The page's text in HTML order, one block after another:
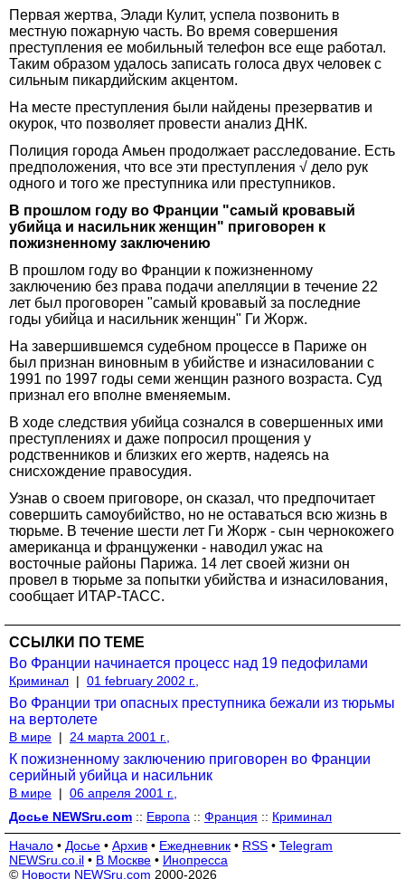
Первая жертва, Элади Кулит, успела позвонить в
местную пожарную часть. Во время совершения
преступления ее мобильный телефон все еще работал.
Таким образом удалось записать голоса двух человек с
сильным пикардийским акцентом.
На месте преступления были найдены презерватив и
окурок, что позволяет провести анализ ДНК.
Полиция города Амьен продолжает расследование. Есть
предположения, что все эти преступления √ дело рук
одного и того же преступника или преступников.
В прошлом году во Франции "самый кровавый
убийца и насильник женщин" приговорен к
пожизненному заключению
В прошлом году во Франции к пожизненному
заключению без права подачи апелляции в течение 22
лет был проговорен "самый кровавый за последние
годы убийца и насильник женщин" Ги Жорж.
На завершившемся судебном процессе в Париже он
был признан виновным в убийстве и изнасиловании с
1991 по 1997 годы семи женщин разного возраста. Суд
признал его вполне вменяемым.
В ходе следствия убийца сознался в совершенных ими
преступлениях и даже попросил прощения у
родственников и близких его жертв, надеясь на
снисхождение правосудия.
Узнав о своем приговоре, он сказал, что предпочитает
совершить самоубийство, но не оставаться всю жизнь в
тюрьме. В течение шести лет Ги Жорж - сын чернокожего
американца и француженки - наводил ужас на
восточные районы Парижа. 14 лет своей жизни он
провел в тюрьме за попытки убийства и изнасилования,
сообщает ИТАР-ТАСС.
ССЫЛКИ ПО ТЕМЕ
Во Франции начинается процесс над 19 педофилами
Криминал | 01 february 2002 г.,
Во Франции три опасных преступника бежали из тюрьмы
на вертолете
В мире | 24 марта 2001 г.,
К пожизненному заключению приговорен во Франции
серийный убийца и насильник
В мире | 06 апреля 2001 г.,
Досье NEWSru.com :: Европа :: Франция :: Криминал
Начало • Досье • Архив • Ежедневник • RSS • Telegram
NEWSru.co.il • В Москве • Инопресса
© Новости NEWSru.com 2000-2026